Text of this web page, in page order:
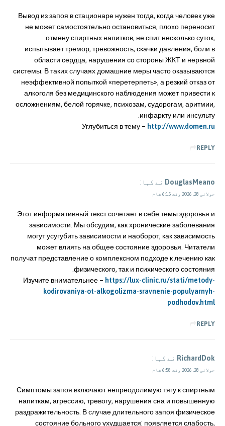
Вывод из запоя в стационаре нужен тогда, когда человек уже
не может самостоятельно остановиться, плохо переносит
отмену спиртных напитков, не спит несколько суток,
испытывает тремор, тревожность, скачки давления, боли в
области сердца, нарушения со стороны ЖКТ и нервной
системы. В таких случаях домашние меры часто оказываются
неэффективной попыткой «перетерпеть», а резкий отказ от
алкоголя без медицинского наблюдения может привести к
осложнениям, белой горячке, психозам, судорогам, аритмии,
инфаркту или инсульту.
Углубиться в тему – http://www.domen.ru
REPLY
DouglasMeano نے کہا:
جولائی 28, 2026 وقت 6:15 شام
Этот информативный текст сочетает в себе темы здоровья и
зависимости. Мы обсудим, как хронические заболевания
могут усугубить зависимости и наоборот, как зависимость
может влиять на общее состояние здоровья. Читатели
получат представление о комплексном подходе к лечению как
физического, так и психического состояния.
Изучите внимательнее – https://lux-clinic.ru/stati/metody-
kodirovaniya-ot-alkogolizma-sravnenie-populyarnyh-
podhodov.html
REPLY
RichardDok نے کہا:
جولائی 28, 2026 وقت 6:58 شام
Симптомы запоя включают непреодолимую тягу к спиртным
напиткам, агрессию, тревогу, нарушения сна и повышенную
раздражительность. В случае длительного запоя физическое
состояние больного ухудшается: появляется слабость,